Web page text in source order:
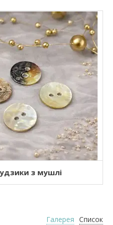
з мушлі
Галерея Список